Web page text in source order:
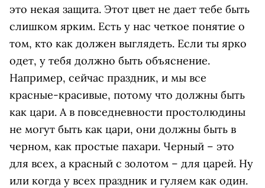
это некая защита. Этот цвет не дает тебе быть
слишком ярким. Есть у нас четкое понятие о
том, кто как должен выглядеть. Если ты ярко
одет, у тебя должно быть объяснение.
Например, сейчас праздник, и мы все
красные-красивые, потому что должны быть
как цари. А в повседневности простолюдины
не могут быть как цари, они должны быть в
черном, как простые пахари. Черный – это
для всех, а красный с золотом – для царей. Ну
или когда у всех праздник и гуляем как один.